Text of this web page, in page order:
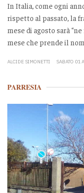
In Italia, come ogni
rispetto al passato, la
mese di agosto sarà
mese che prende il
ALCIDE SIMONETTI SABATO 01
PARRESIA